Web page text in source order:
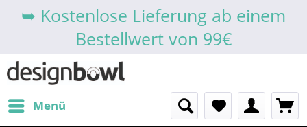
➥ Kostenlose Lieferung ab einem
Bestellwert von 99€
Menü